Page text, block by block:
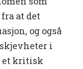
at det
og også
i
et kritisk